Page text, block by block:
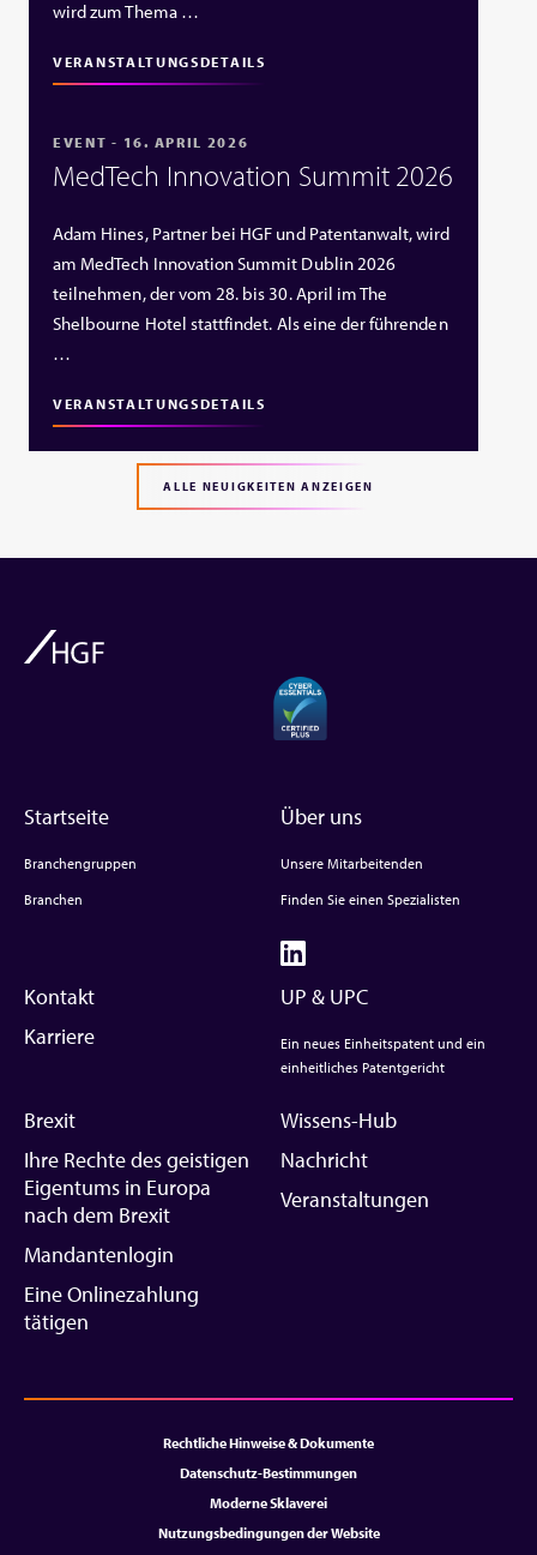
wird zum Thema …
VERANSTALTUNGSDETAILS
EVENT - 16. APRIL 2026
MedTech Innovation Summit 2026
Adam Hines, Partner bei HGF und Patentanwalt, wird
am MedTech Innovation Summit Dublin 2026
teilnehmen, der vom 28. bis 30. April im The
Shelbourne Hotel stattfindet. Als eine der führenden
…
VERANSTALTUNGSDETAILS
ALLE NEUIGKEITEN ANZEIGEN
Startseite
Branchengruppen
Branchen
Über uns
Unsere Mitarbeitenden
Finden Sie einen Spezialisten
Kontakt
Karriere
UP & UPC
Ein neues Einheitspatent und ein
einheitliches Patentgericht
Brexit
Ihre Rechte des geistigen
Eigentums in Europa
nach dem Brexit
Mandantenlogin
Eine Onlinezahlung
tätigen
Wissens-Hub
Nachricht
Veranstaltungen
Rechtliche Hinweise & Dokumente
Datenschutz-Bestimmungen
Moderne Sklaverei
Nutzungsbedingungen der Website